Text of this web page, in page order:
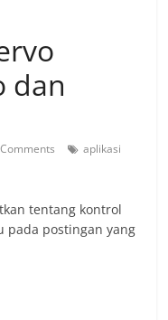
dan
aplikasi
tentang kontrol
pada postingan yang